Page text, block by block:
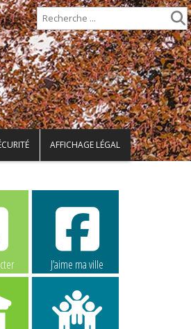
AFFICHAGE LÉGAL
J’aime ma ville